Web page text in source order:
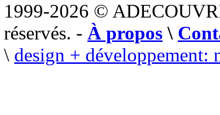
1999-2026 ©
réservés. - À propos \
\ design + développement: